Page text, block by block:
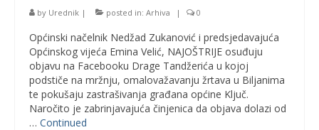
by Urednik | posted in: Arhiva | 0
Općinski načelnik Nedžad Zukanović i predsjedavajuća
Općinskog vijeća Emina Velić, NAJOŠTRIJE osuđuju
objavu na Facebooku Drage Tandžerića u kojoj
podstiče na mržnju, omalovažavanju žrtava u Biljanima
te pokušaju zastrašivanja građana općine Ključ.
Naročito je zabrinjavajuća činjenica da objava dolazi od
… Continued